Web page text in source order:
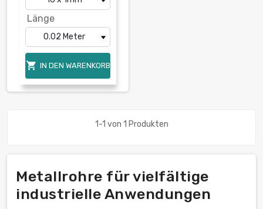
Länge
 IN DEN WARENKORB
1-1 von 1 Produkten
Metallrohre für vielfältige
industrielle Anwendungen